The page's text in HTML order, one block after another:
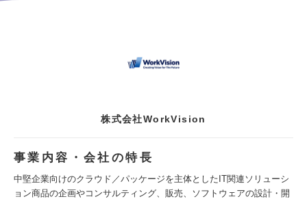
株式会社WorkVision
事業内容・会社の特長
中堅企業向けのクラウド／パッケージを主体としたIT関連ソリューシ
ョン商品の企画やコンサルティング、販売、ソフトウェアの設計・開